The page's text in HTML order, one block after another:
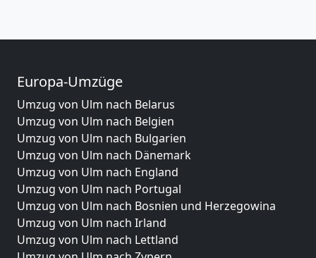
Europa-Umzüge
Umzug von Ulm nach Belarus
Umzug von Ulm nach Belgien
Umzug von Ulm nach Bulgarien
Umzug von Ulm nach Dänemark
Umzug von Ulm nach England
Umzug von Ulm nach Portugal
Umzug von Ulm nach Bosnien und Herzegowina
Umzug von Ulm nach Irland
Umzug von Ulm nach Lettland